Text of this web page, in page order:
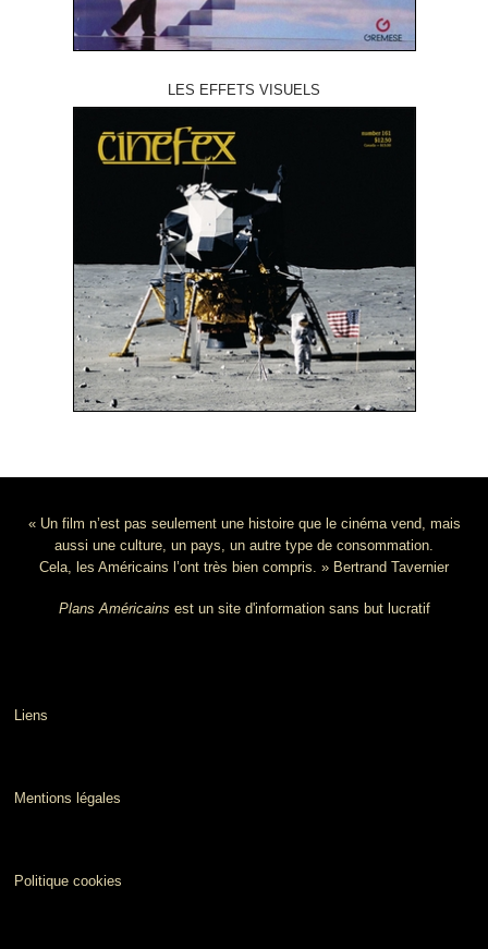
LES EFFETS VISUELS
« Un film n’est pas seulement une histoire que le cinéma vend, mais
aussi une culture, un pays, un autre type de consommation.
Cela, les Américains l’ont très bien compris. » Bertrand Tavernier
Plans Américains est un site d'information sans but lucratif
Liens
Mentions légales
Politique cookies